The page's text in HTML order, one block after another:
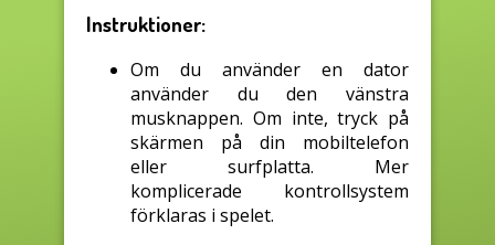
Instruktioner:
Om du använder en dator
använder du den vänstra
musknappen. Om inte, tryck på
skärmen på din mobiltelefon
eller surfplatta. Mer
komplicerade kontrollsystem
förklaras i spelet.